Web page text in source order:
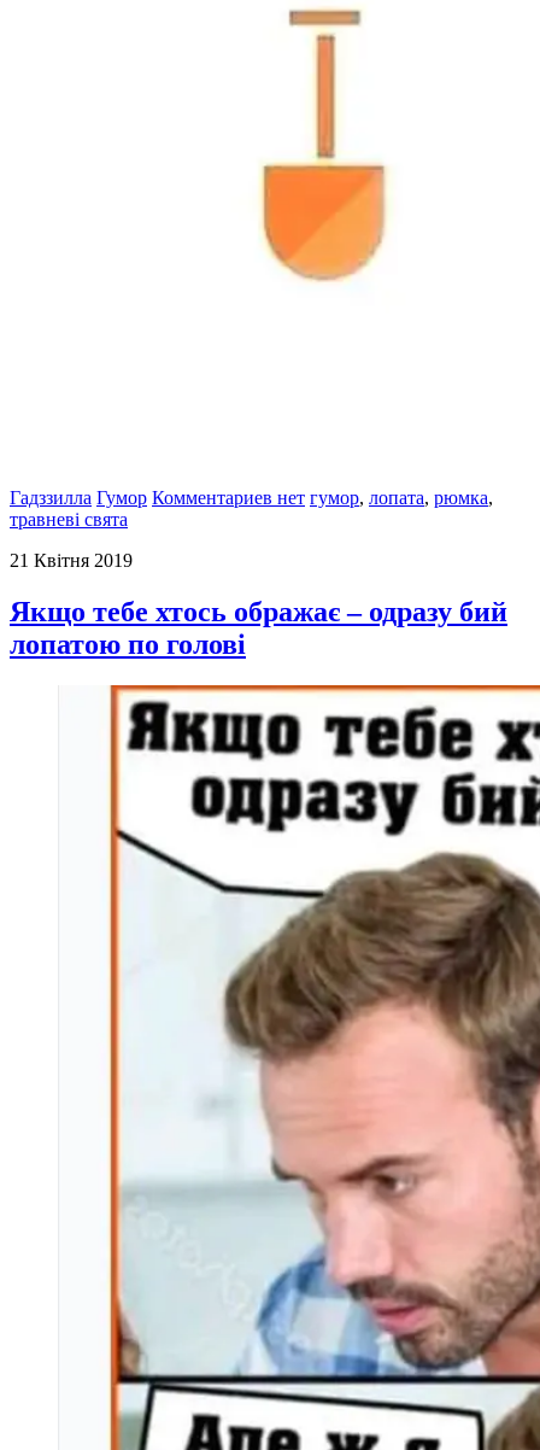
Гадззилла Гумор Комментариев нет гумор, лопата, рюмка,
травневі свята
21 Квітня 2019
Якщо тебе хтось ображає – одразу бий
лопатою по голові